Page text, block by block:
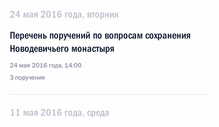
24 мая 2016 года, вторник
Перечень поручений по вопросам сохранения
Новодевичьего монастыря
24 мая 2016 года, 14:00
3 поручения
11 мая 2016 года, среда